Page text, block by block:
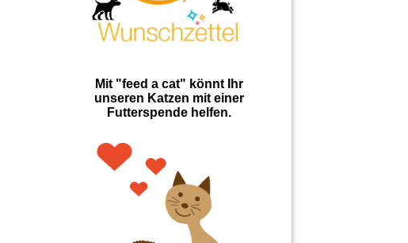
Mit "feed a cat" könnt Ihr
unseren Katzen mit einer
Futterspende helfen.